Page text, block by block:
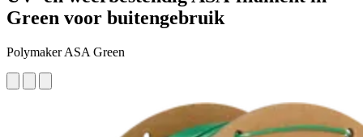
Green voor buitengebruik
Polymaker ASA Green